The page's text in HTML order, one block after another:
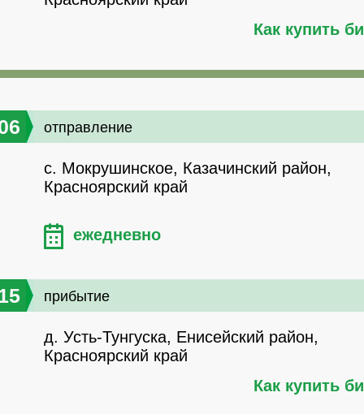
Как купить
отправление
с. Мокрушинское, Казачинский район,
Красноярский край
ежедневно
прибытие
д. Усть-Тунгуска, Енисейский район,
Красноярский край
Как купить